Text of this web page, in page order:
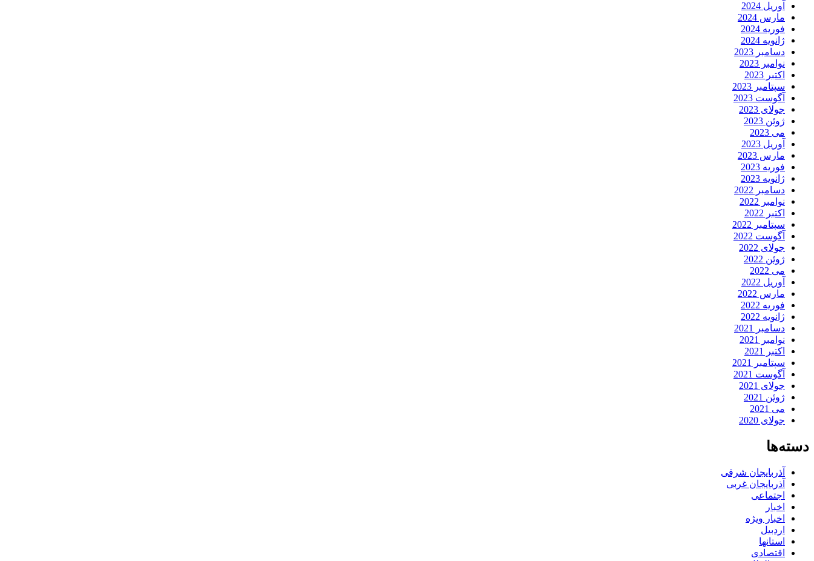
آوریل 2024
مارس 2024
فوریه 2024
ژانویه 2024
دسامبر 2023
نوامبر 2023
اکتبر 2023
سپتامبر 2023
آگوست 2023
جولای 2023
ژوئن 2023
می 2023
آوریل 2023
مارس 2023
فوریه 2023
ژانویه 2023
دسامبر 2022
نوامبر 2022
اکتبر 2022
سپتامبر 2022
آگوست 2022
جولای 2022
ژوئن 2022
می 2022
آوریل 2022
مارس 2022
فوریه 2022
ژانویه 2022
دسامبر 2021
نوامبر 2021
اکتبر 2021
سپتامبر 2021
آگوست 2021
جولای 2021
ژوئن 2021
می 2021
جولای 2020
دسته‌ها
آذربایجان شرقی
آذربایجان غربی
اجتماعی
اخبار
اخبار ویژه
اردبیل
استانها
اقتصادی